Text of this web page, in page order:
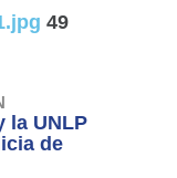
49
la UNLP
de